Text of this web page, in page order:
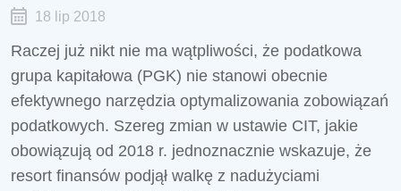
18 lip 2018
Raczej już nikt nie ma wątpliwości, że podatkowa
grupa kapitałowa (PGK) nie stanowi obecnie
efektywnego narzędzia optymalizowania zobowiązań
podatkowych. Szereg zmian w ustawie CIT, jakie
obowiązują od 2018 r. jednoznacznie wskazuje, że
resort finansów podjął walkę z nadużyciami